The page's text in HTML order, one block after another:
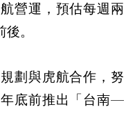
營運，預估每週兩
。
劃與虎航合作，努
底前推出「台南—